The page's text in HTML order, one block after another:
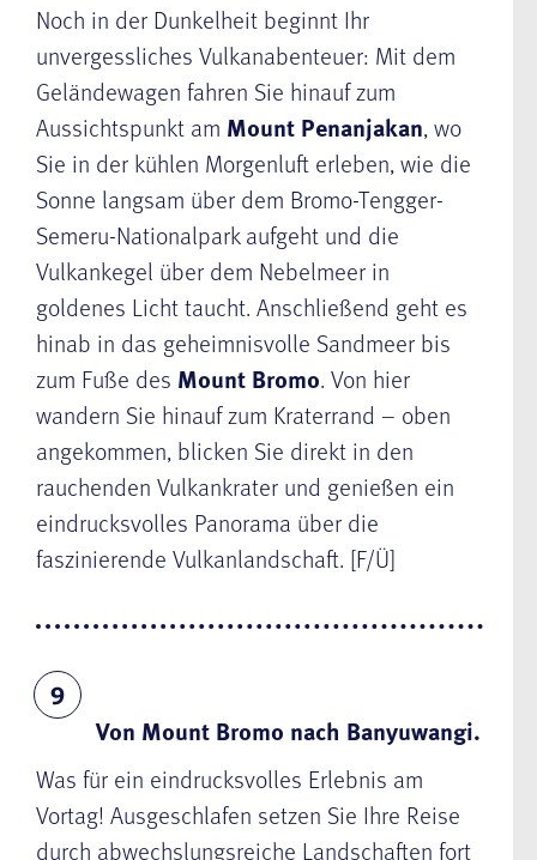
Noch in der Dunkelheit beginnt Ihr
unvergessliches Vulkanabenteuer: Mit dem
Geländewagen fahren Sie hinauf zum
Aussichtspunkt am Mount Penanjakan, wo
Sie in der kühlen Morgenluft erleben, wie die
Sonne langsam über dem Bromo-Tengger-
Semeru-Nationalpark aufgeht und die
Vulkankegel über dem Nebelmeer in
goldenes Licht taucht. Anschließend geht es
hinab in das geheimnisvolle Sandmeer bis
zum Fuße des Mount Bromo. Von hier
wandern Sie hinauf zum Kraterrand – oben
angekommen, blicken Sie direkt in den
rauchenden Vulkankrater und genießen ein
eindrucksvolles Panorama über die
faszinierende Vulkanlandschaft. [F/Ü]
9
Von Mount Bromo nach Banyuwangi.
Was für ein eindrucksvolles Erlebnis am
Vortag! Ausgeschlafen setzen Sie Ihre Reise
durch abwechslungsreiche Landschaften fort